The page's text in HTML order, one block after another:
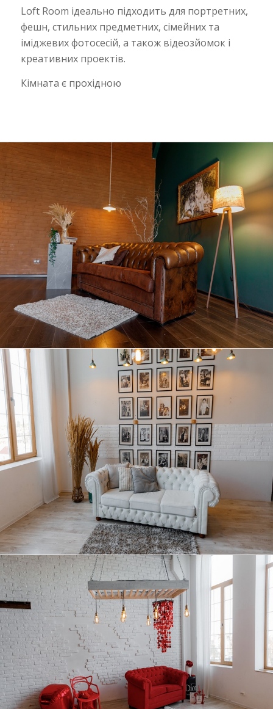
Loft Room ідеально підходить для портретних,
фешн, стильних предметних, сімейних та
іміджевих фотосесій, а також відеозйомок і
креативних проектів.
Кімната є прохідною